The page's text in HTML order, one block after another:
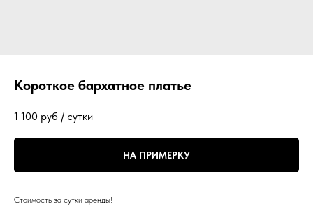
Короткое бархатное платье
1 100 руб / сутки
НА ПРИМЕРКУ
Стоимость за сутки аренды!